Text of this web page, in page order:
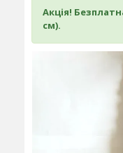
Акція!
см).